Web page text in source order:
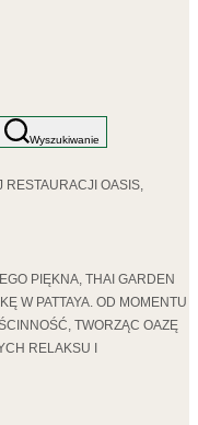
Wyszukiwanie
RESTAURACJI OASIS,
PIĘKNA, THAI GARDEN
W PATTAYA. OD MOMENTU
TWORZĄC OAZĘ
RELAKSU I